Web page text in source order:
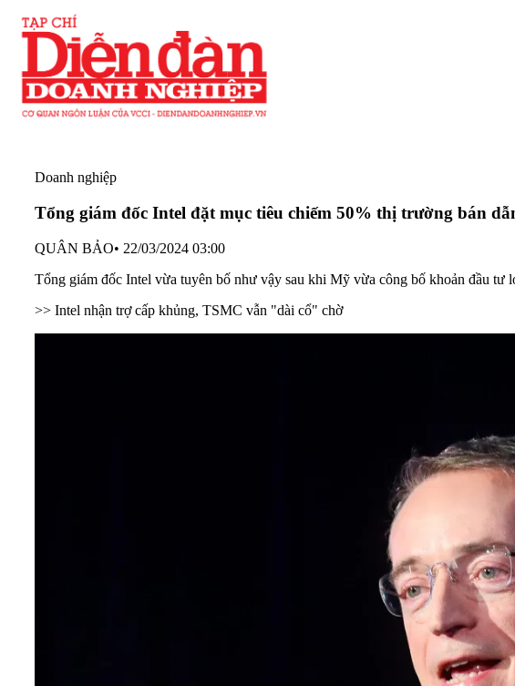
Doanh nghiệp
Tổng giám đốc Intel đặt mục tiêu chiếm 50% thị trường bán
QUÂN BẢO• 22/03/2024 03:00
Tổng giám đốc Intel vừa tuyên bố như vậy sau khi Mỹ vừa công bố khoản đầu tư
>> Intel nhận trợ cấp khủng, TSMC vẫn "dài cổ" chờ